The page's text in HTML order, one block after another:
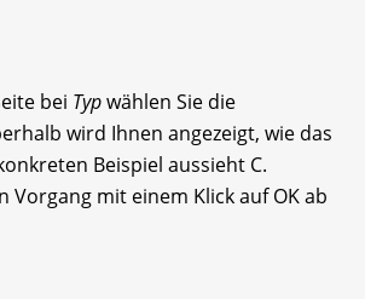
bei Typwählen Sie die
wird Ihnen angezeigt, wie das
Beispiel aussieht C.
Vorgang mit einem Klick auf OK ab